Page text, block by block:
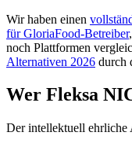
Wir haben einen
für GloriaFood-Betreiber
noch Plattformen
Alternativen 2026 durch
Wer Fleksa
Der intellektuell ehrliche